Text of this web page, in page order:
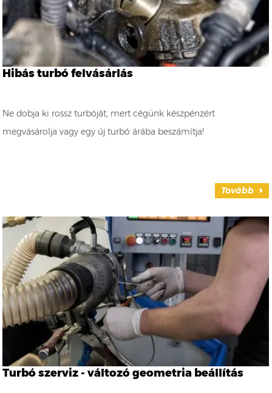
Hibás turbó felvásárlás
Ne dobja ki rossz turbóját, mert cégünk készpénzért
megvásárolja vagy egy új turbó árába beszámítja!
Tovább
Turbó szerviz - változó geometria beállítás